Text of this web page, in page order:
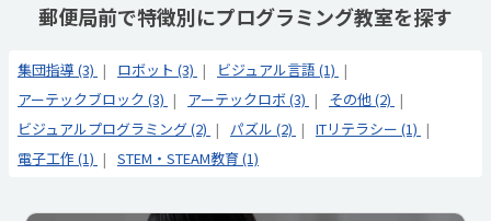
郵便局前で特徴別にプログラミング教室を探す
集団指導 (3) ロボット (3)
ビジュアル言語 (1)
アーテックブロック (3)
アーテックロボ (3)
その他 (2)
ビジュアルプログラミング (2)
パズル (2)
ITリテラシー (1)
電子工作 (1)
STEM・STEAM教育 (1)